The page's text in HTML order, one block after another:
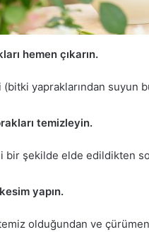
hemen çıkarın.
yapraklarından suyun
temizleyin.
bir şekilde elde edildikten
yapın.
olduğundan ve